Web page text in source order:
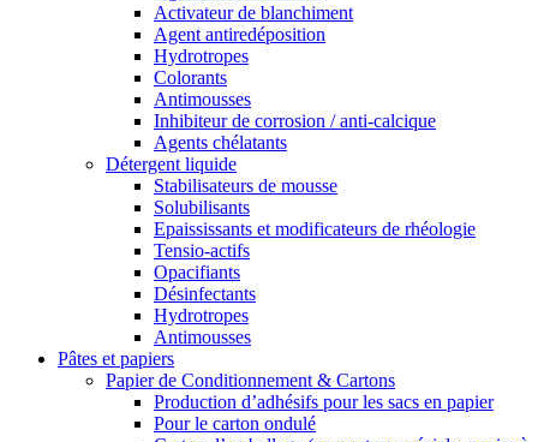
Activateur de blanchiment
Agent antiredéposition
Hydrotropes
Colorants
Antimousses
Inhibiteur de corrosion / anti-calcique
Agents chélatants
Détergent liquide
Stabilisateurs de mousse
Solubilisants
Epaississants et modificateurs de rhéologie
Tensio-actifs
Opacifiants
Désinfectants
Hydrotropes
Antimousses
Pâtes et papiers
Papier de Conditionnement & Cartons
Production d’adhésifs pour les sacs en papier
Pour le carton ondulé